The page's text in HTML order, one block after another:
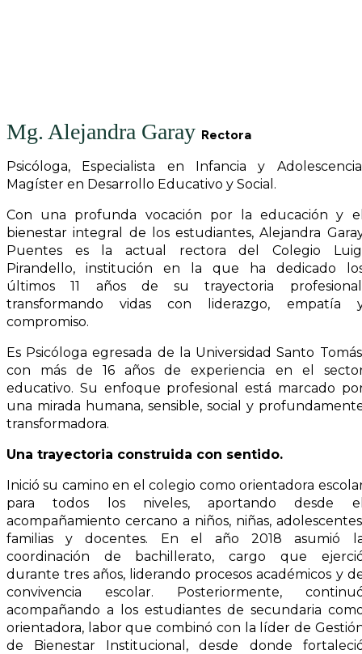
Mg. Alejandra Garay Rectora
Psicóloga, Especialista en Infancia y
Magíster en Desarrollo Educativo y Social.
Con una profunda vocación por la educación y el
bienestar integral de los estudiantes, Alejandra
Puentes es la actual rectora del Colegio
Pirandello, institución en la que ha dedicado
últimos 11 años de su trayectoria
transformando vidas con liderazgo, empatía
compromiso.
Es Psicóloga egresada de la Universidad Santo
con más de 16 años de experiencia en el
educativo. Su enfoque profesional está marcado
una mirada humana, sensible, social y
transformadora.
Una trayectoria construida con sentido.
Inició su camino en el colegio como orientadora
para todos los niveles, aportando desde el
acompañamiento cercano a niños, niñas,
familias y docentes. En el año 2018 asumió
coordinación de bachillerato, cargo que
durante tres años, liderando procesos académicos y
convivencia escolar. Posteriormente,
acompañando a los estudiantes de secundaria
orientadora, labor que combinó con la líder de
de Bienestar Institucional, desde donde